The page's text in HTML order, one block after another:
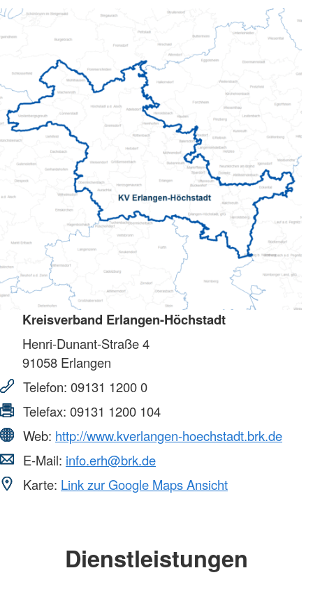
Kreisverband Erlangen-Höchstadt
Henri-Dunant-Straße 4
91058 Erlangen
Telefon: 09131 1200 0
Telefax: 09131 1200 104
Web: http://www.kverlangen-hoechstadt.brk.de
E-Mail: info.erh@brk.de
Karte: Link zur Google Maps Ansicht
Dienstleistungen